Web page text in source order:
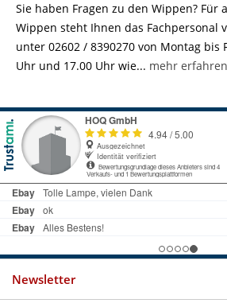
Sie haben Fragen zu den Wippen? Für
Wippen steht Ihnen das Fachpersonal
unter 02602 / 8390270 von Montag bis
Uhr und 17.00 Uhr wie... mehr
Newsletter